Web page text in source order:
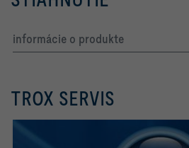
informácie o produkte
TROX SERVIS